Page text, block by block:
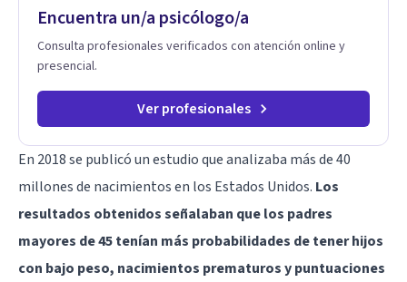
Encuentra un/a psicólogo/a
Consulta profesionales verificados con atención online y
presencial.
Ver profesionales
En 2018 se publicó un estudio que analizaba más de 40
millones de nacimientos en los Estados Unidos. Los
resultados obtenidos señalaban que los padres
mayores de 45 tenían más probabilidades de tener hijos
con bajo peso, nacimientos prematuros y puntuaciones